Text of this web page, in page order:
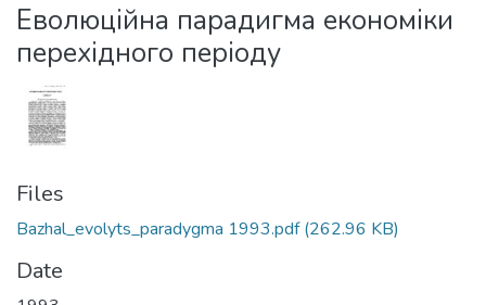
Statistics
Еволюційна парадигма економіки
перехідного періоду
Files
Bazhal_evolyts_paradygma 1993.pdf(262.96 KB)
Date